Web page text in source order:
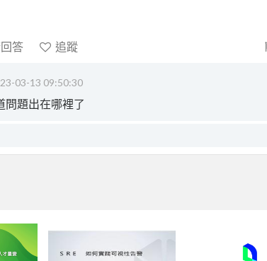
答 追蹤
03-13 09:50:30
問題出在哪裡了